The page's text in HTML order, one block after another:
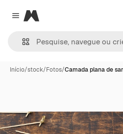
Close menu
Magnific
Início/stock/Fotos/Camada plana de